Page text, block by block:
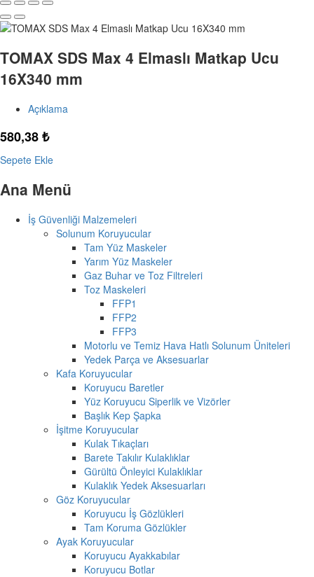
TOMAX SDS Max 4 Elmaslı Matkap Ucu
16X340 mm
Açıklama
580,38₺
Sepete Ekle
Ana Menü
İş Güvenliği Malzemeleri
Solunum Koruyucular
Tam Yüz Maskeler
Yarım Yüz Maskeler
Gaz Buhar ve Toz Filtreleri
Toz Maskeleri
FFP1
FFP2
FFP3
Motorlu ve Temiz Hava Hatlı Solunum Üniteleri
Yedek Parça ve Aksesuarlar
Kafa Koruyucular
Koruyucu Baretler
Yüz Koruyucu Siperlik ve Vizörler
Başlık Kep Şapka
İşitme Koruyucular
Kulak Tıkaçları
Barete Takılır Kulaklıklar
Gürültü Önleyici Kulaklıklar
Kulaklık Yedek Aksesuarları
Göz Koruyucular
Koruyucu İş Gözlükleri
Tam Koruma Gözlükler
Ayak Koruyucular
Koruyucu Ayakkabılar
Koruyucu Botlar